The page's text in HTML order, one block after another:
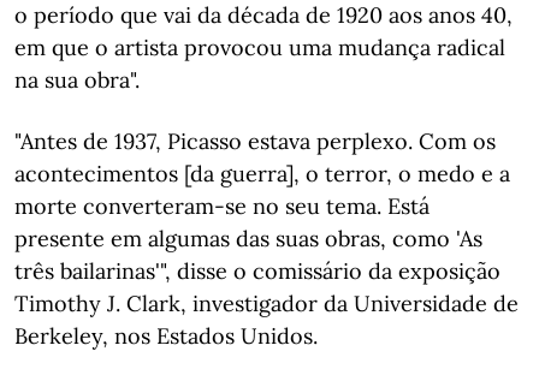
o período que vai da década de 1920 aos anos 40,
em que o artista provocou uma mudança radical
na sua obra".
"Antes de 1937, Picasso estava perplexo. Com os
acontecimentos [da guerra], o terror, o medo e a
morte converteram-se no seu tema. Está
presente em algumas das suas obras, como 'As
três bailarinas'", disse o comissário da exposição
Timothy J. Clark, investigador da Universidade de
Berkeley, nos Estados Unidos.